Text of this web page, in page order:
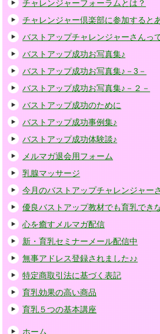
チャレンジャーフォーラムとは？
チャレンジャー倶楽部に参加すると
バストアップチャレンジャーさんっ
バストアップ成功お写真集♪
バストアップ成功お写真集♪－3－
バストアップ成功お写真集♪－２－
バストアップ成功のために
バストアップ成功事例集♪
バストアップ成功体験談♪
メルマガ退会用フォーム
乳腺マッサージ
今月のバストアップチャレンジャー
優良バストアップ教材でも育乳でき
心を癒すメルマガ配信
新・育乳セミナーメール配信中
無事アドレス登録されました♪♪
特定商取引法に基づく表記
育乳効果の高い商品
育乳５つの基本講座
ホーム